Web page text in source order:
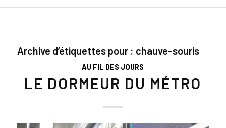
Archive d’étiquettes pour : chauve-souris
AU FIL DES JOURS
LE DORMEUR DU MÉTRO